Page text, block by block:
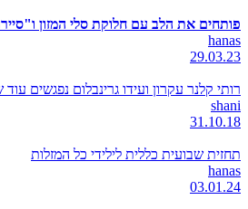
פותחים את הלב עם חלוקת סלי המזון
hanas
29.03.23
רותי קלנר עקרון ועידו גרינבלום נפגשים
shani
31.10.18
תחזית שבועית כללית לילידי כל המזלות
hanas
03.01.24